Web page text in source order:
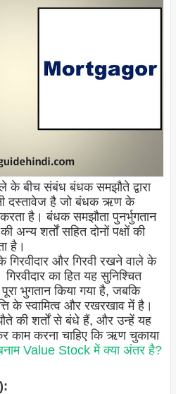
के बीच संबंध बंधक समझौते द्वारा
दस्तावेज है जो बंधक ऋण के
करता है। बंधक समझौता पुनर्भुगतान
शर्तों सहित दोनों पक्षों की
है।
गिरवीदार और गिरवी रखने वाले के
का हित यह सुनिश्चित
भुगतान किया गया है, जबकि
के स्वामित्व और रखरखाव में है।
की शर्तों से बंधे हैं, और उन्हें यह
काम करना चाहिए कि ऋण चुकाया
Value Stock में क्या अंतर है?